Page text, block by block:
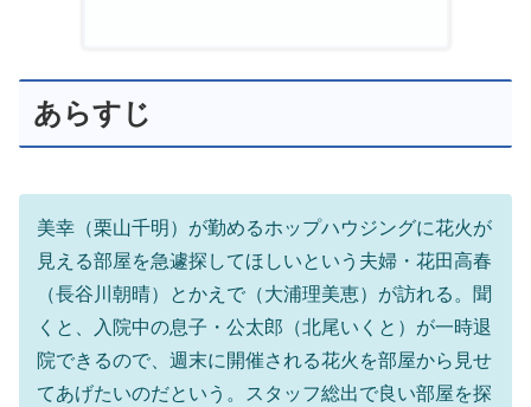
あらすじ
美幸（栗山千明）が勤めるホップハウジングに花火が
見える部屋を急遽探してほしいという夫婦・花田高春
（長谷川朝晴）とかえで（大浦理美恵）が訪れる。聞
くと、入院中の息子・公太郎（北尾いくと）が一時退
院できるので、週末に開催される花火を部屋から見せ
てあげたいのだという。スタッフ総出で良い部屋を探